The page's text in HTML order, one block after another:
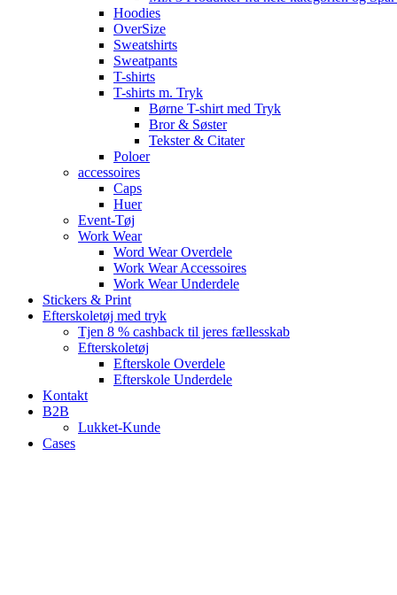
Hoodies
OverSize
Sweatshirts
Sweatpants
T-shirts
T-shirts m. Tryk
Børne T-shirt med Tryk
Bror & Søster
Tekster & Citater
Poloer
accessoires
Caps
Huer
Event-Tøj
Work Wear
Word Wear Overdele
Work Wear Accessoires
Work Wear Underdele
Stickers & Print
Efterskoletøj med tryk
Tjen 8 % cashback til jeres fællesskab
Efterskoletøj
Efterskole Overdele
Efterskole Underdele
Kontakt
B2B
Lukket-Kunde
Cases